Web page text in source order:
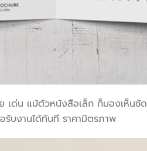
ด่น แม้ตัวหนังสือเล็ก ก็มองเห็นชัด
บงานได้ทันที ราคามิตรภาพ